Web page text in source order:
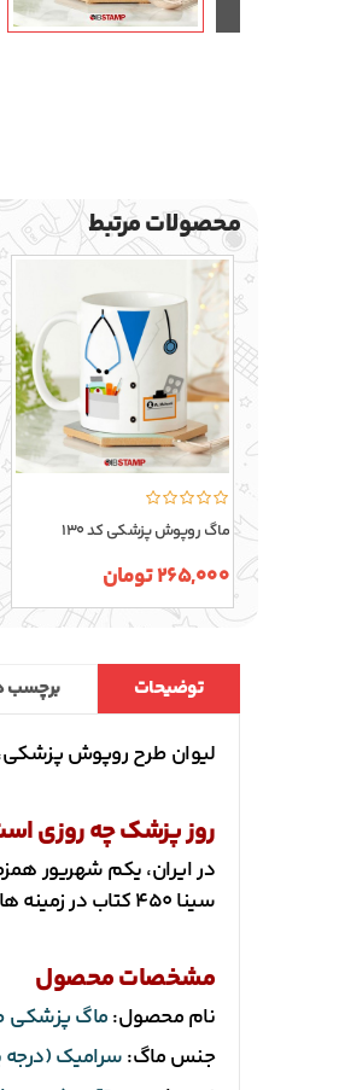
محصولات مرتبط
ماگ روپوش پزشکی کد 130
265,000 تومان
توضیحات برچسب
لیوان طرح روپوش
روز پزشک چه روزی
در ایران، یکم شهریور
سینا 450 کتاب در زمینه های مختلف نوشته است که یکی از معروف ترین آنها کتاب قانون در زمینه علوم پزشکی است.
مشخصات محصول
نام محصول:ماگ پزشکی
جنس ماگ:سرامیک